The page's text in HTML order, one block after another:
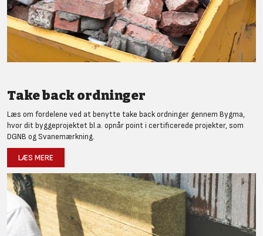
Take back ordninger
Læs om fordelene ved at benytte take back ordninger gennem Bygma,
hvor dit byggeprojektet bl.a. opnår point i certificerede projekter, som
DGNB og Svanemærkning.
LÆS MERE